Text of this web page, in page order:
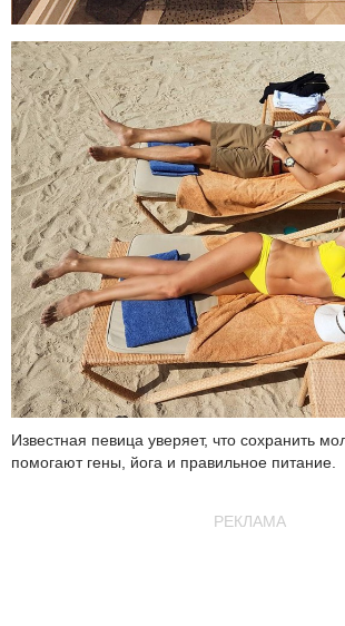
Известная певица уверяет, что сохранить
помогают гены, йога и правильное питание.
РЕКЛАМА